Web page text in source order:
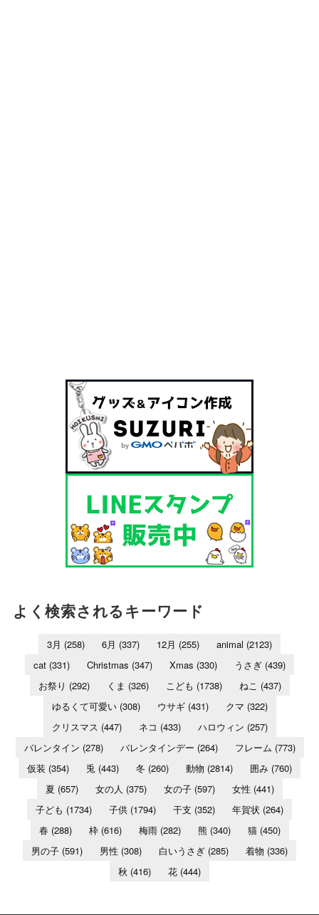
よく検索されるキーワード
3月 (258) 6月 (337) 12月 (255) animal (2123)
cat (331) Christmas (347) Xmas (330) うさぎ (439)
お祭り (292) くま (326) こども (1738) ねこ (437)
ゆるくて可愛い(308) ウサギ(431) クマ (322)
クリスマス (447) ネコ (433) ハロウィン (257)
バレンタイン (278) バレンタインデー (264) フレーム (773)
仮装 (354) 兎 (443) 冬 (260) 動物 (2814) 囲み (760)
夏 (657) 女の人 (375) 女の子(597) 女性 (441)
子ども (1734) 子供 (1794) 干支 (352) 年賀状 (264)
春(288) 枠(616) 梅雨(282) 熊 (340) 猫(450)
男の子 (591) 男性 (308) 白いうさぎ (285) 着物 (336)
秋 (416) 花 (444)